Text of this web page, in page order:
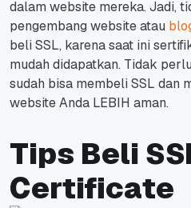
dalam website mereka. Jadi,
pengembang website atau
beli SSL, karena saat ini
mudah didapatkan. Tidak
sudah bisa membeli SSL dan
website Anda LEBIH aman.
Tips Beli
Certificate